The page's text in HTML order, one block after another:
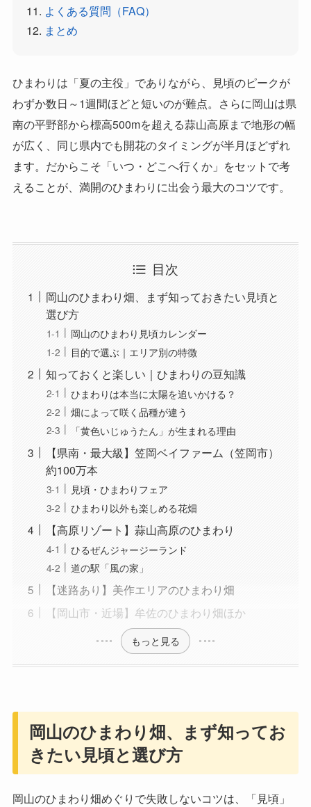
よくある質問（FAQ）
まとめ
ひまわりは「夏の主役」でありながら、見頃のピークが
わずか数日～1週間ほどと短いのが難点。さらに岡山は県
南の平野部から標高500mを超える蒜山高原まで地形の幅
が広く、同じ県内でも開花のタイミングが半月ほどずれ
ます。だからこそ「いつ・どこへ行くか」をセットで考
えることが、満開のひまわりに出会う最大のコツです。
目次
岡山のひまわり畑、まず知っておきたい見頃と
選び方
岡山のひまわり見頃カレンダー
目的で選ぶ｜エリア別の特徴
知っておくと楽しい｜ひまわりの豆知識
ひまわりは本当に太陽を追いかける？
畑によって咲く品種が違う
「黄色いじゅうたん」が生まれる理由
【県南・最大級】笠岡ベイファーム（笠岡市）
約100万本
見頃・ひまわりフェア
ひまわり以外も楽しめる花畑
【高原リゾート】蒜山高原のひまわり
ひるぜんジャージーランド
道の駅「風の家」
【迷路あり】美作エリアのひまわり畑
【岡山市・近場】牟佐のひまわり畑ほか
もっと見る
岡山のひまわり畑、まず知ってお
きたい見頃と選び方
岡山のひまわり畑めぐりで失敗しないコツは、「見頃」